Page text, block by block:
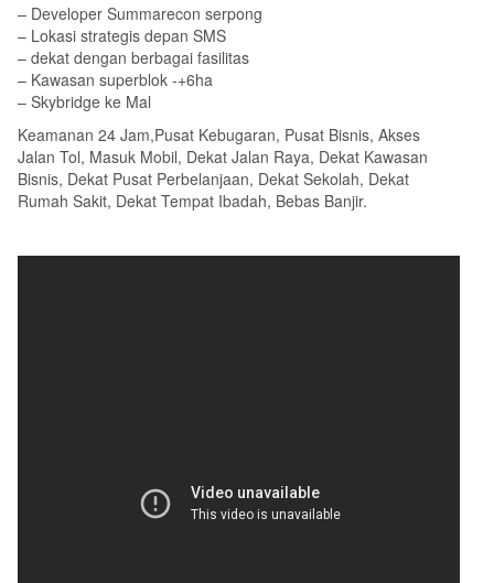
– Developer Summarecon serpong
– Lokasi strategis depan SMS
– dekat dengan berbagai fasilitas
– Kawasan superblok -+6ha
– Skybridge ke Mal
Keamanan 24 Jam,Pusat Kebugaran, Pusat Bisnis, Akses
Jalan Tol, Masuk Mobil, Dekat Jalan Raya, Dekat Kawasan
Bisnis, Dekat Pusat Perbelanjaan, Dekat Sekolah, Dekat
Rumah Sakit, Dekat Tempat Ibadah, Bebas Banjir.